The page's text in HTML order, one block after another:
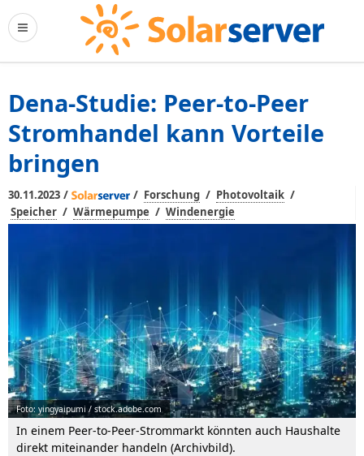
Dena-Studie: Peer-to-Peer
Stromhandel kann Vorteile
bringen
30.11.2023 / / Forschung / Photovoltaik /
Speicher / Wärmepumpe / Windenergie
Foto: yingyaipumi / stock.adobe.com
In einem Peer-to-Peer-Strommarkt könnten auch Haushalte
direkt miteinander handeln (Archivbild).